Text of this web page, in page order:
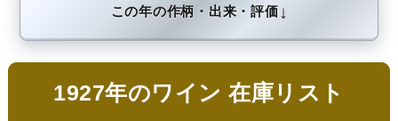
この年の作柄・出来・評価↓
1927年のワイン 在庫リスト